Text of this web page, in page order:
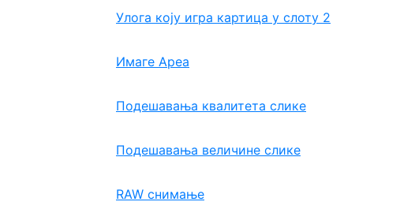
Улога коју игра картица у слоту 2
Имаге Ареа
Подешавања квалитета слике
Подешавања величине слике
RAW снимање